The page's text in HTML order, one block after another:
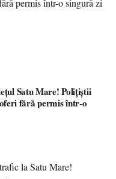
Satu Mare! Polițiștii
fără permis într-o